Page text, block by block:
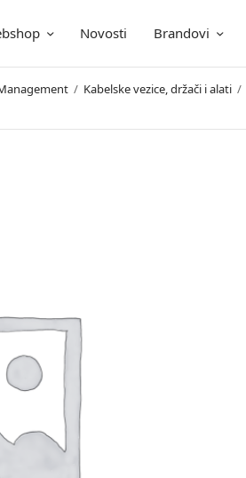
Novosti Brandovi
/ Kabelske vezice, držači i alati /